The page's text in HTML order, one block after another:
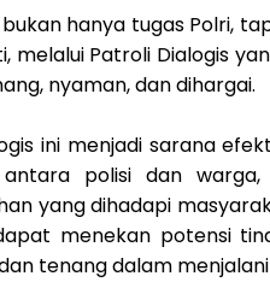
hanya tugas Polri,
melalui Patroli Dialogis
nyaman, dan dihargai.
ini menjadi sarana
antara polisi dan
yang dihadapi
menekan potensi
tenang dalam